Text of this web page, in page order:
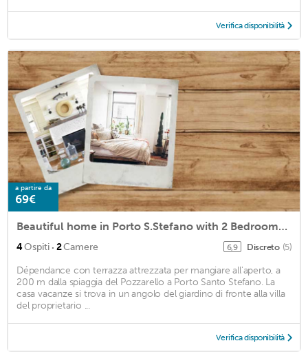
Verifica disponibilità
a partire da
69€
Beautiful home in Porto S.Stefano with 2 Bedrooms and WiFi
4Ospiti · 2Camere 6,9 Discreto (5)
Dépendance con terrazza attrezzata per mangiare all'aperto, a
200 m dalla spiaggia del Pozzarello a Porto Santo Stefano. La
casa vacanze si trova in un angolo del giardino di fronte alla villa
del proprietario ...
Verifica disponibilità